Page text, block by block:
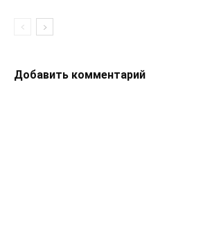
Добавить комментарий